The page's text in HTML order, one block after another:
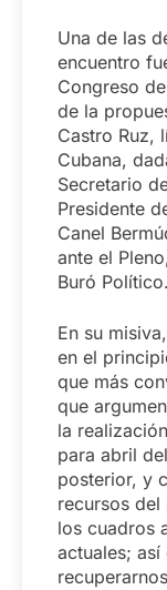
Una de las
encuentro
Congreso
de la
Castro Ruz,
Cubana,
Secretario
Presidente
Canel
ante el
Buró
En su
en el
que más
que
la
para abril
posterior, y
recursos
los cuadros
actuales;